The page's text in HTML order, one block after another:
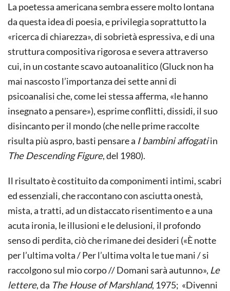
La poetessa americana sembra essere molto lontana
da questa idea di poesia, e privilegia soprattutto la
«ricerca di chiarezza», di sobrietà espressiva, e di una
struttura compositiva rigorosa e severa attraverso
cui, in un costante scavo autoanalitico (Gluck non ha
mai nascosto l’importanza dei sette anni di
psicoanalisi che, come lei stessa afferma, «le hanno
insegnato a pensare»), esprime conflitti, dissidi, il suo
disincanto per il mondo (che nelle prime raccolte
risulta più aspro, basti pensare a I bambini affogatiin
The Descending Figure, del 1980).
Il risultato è costituito da componimenti intimi, scabri
ed essenziali, che raccontano con asciutta onestà,
mista, a tratti, ad un distaccato risentimento e a una
acuta ironia, le illusioni e le delusioni, il profondo
senso di perdita, ciò che rimane dei desideri («È notte
per l’ultima volta / Per l’ultima volta le tue mani / si
raccolgono sul mio corpo // Domani sarà autunno», Le
lettere, da The House of Marshland, 1975; «Divenni